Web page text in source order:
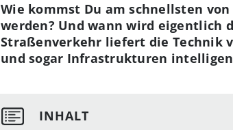
Wie kommst Du am schnellsten
werden? Und wann wird eigentlich
Straßenverkehr liefert die Technik
und sogar Infrastrukturen